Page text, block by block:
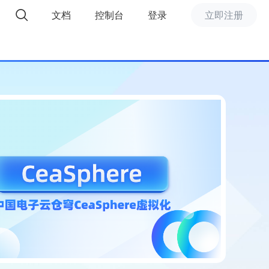
文档 控制台 登录 立即注册